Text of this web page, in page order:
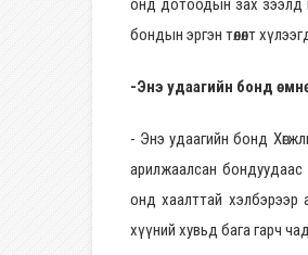
онд дотоодын зах зээлд
бондын эргэн төлөлт
-Энэ удаагийн бонд
- Энэ удаагийн бонд
арилжаалсан бондуудаас
онд хаалттай хэлбэрээр
хүүний хувьд бага гарч